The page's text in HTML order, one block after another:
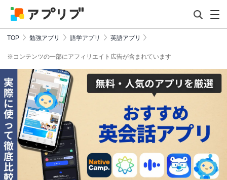
TOP 勉強アプリ 語学アプリ 英語アプリ
※コンテンツの一部にアフィリエイト広告が含まれています